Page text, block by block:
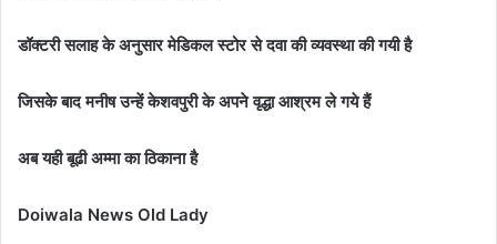
डॉक्टरी सलाह के अनुसार मेडिकल स्टोर से दवा की व्यवस्था की गयी है
जिसके बाद मनीष उन्हें केशवपुरी के अपने वृद्धा आश्रम ले गये हैं
अब यही बूढी अम्मा का ठिकाना है
Doiwala News Old Lady